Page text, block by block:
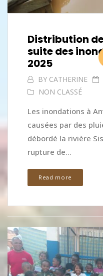
Distribution
suite des
2025
BY CATHERINE
NON CLASSÉ
Les inondations à
causées par des
débordé la rivière
rupture de...
Read more